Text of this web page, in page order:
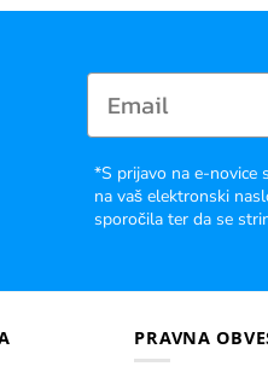
*S prijavo na e-novice
na vaš elektronski
sporočila ter da se
PRAVNA